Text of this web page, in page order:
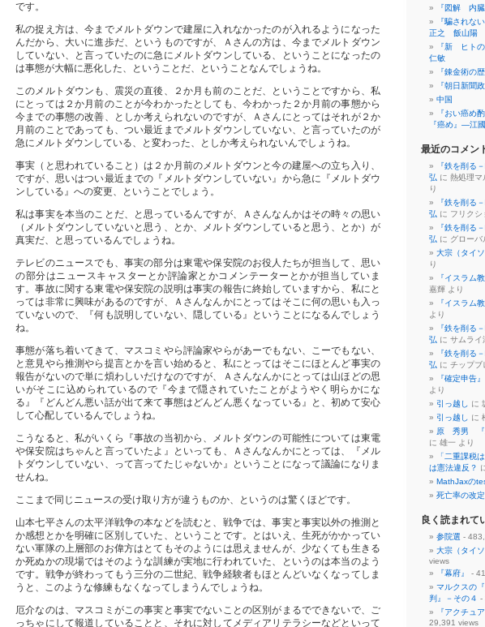
です。
私の捉え方は、今までメルトダウンで建屋に入れなかったのが入れるようになった
んだから、大いに進歩だ、というものですが、Ａさんの方は、今までメルトダウン
していない、と言っていたのに急にメルトダウンしている、ということになったの
は事態が大幅に悪化した、ということだ、ということなんでしょうね。
このメルトダウンも、震災の直後、２か月も前のことだ、ということですから、私
にとっては２か月前のことが今わかったとしても、今わかった２か月前の事態から
今までの事態の改善、としか考えられないのですが、Ａさんにとってはそれが２か
月前のことであっても、つい最近までメルトダウンしていない、と言っていたのが
急にメルトダウンしている、と変わった、としか考えられないんでしょうね。
事実（と思われていること）は２か月前のメルトダウンと今の建屋への立ち入り、
ですが、思いはつい最近までの『メルトダウンしていない』から急に『メルトダウ
ンしている』への変更、ということでしょう。
私は事実を本当のことだ、と思っているんですが、Ａさんなんかはその時々の思い
（メルトダウンしていないと思う、とか、メルトダウンしていると思う、とか）が
真実だ、と思っているんでしょうね。
テレビのニュースでも、事実の部分は東電や保安院のお役人たちが担当して、思い
の部分はニュースキャスターとか評論家とかコメンテーターとかが担当していま
す。事故に関する東電や保安院の説明は事実の報告に終始していますから、私にと
っては非常に興味があるのですが、Ａさんなんかにとってはそこに何の思いも入っ
ていないので、『何も説明していない、隠している』ということになるんでしょう
ね。
事態が落ち着いてきて、マスコミやら評論家やらがあーでもない、こーでもない、
と意見やら推測やら提言とかを言い始めると、私にとってはそこにほとんど事実の
報告がないので単に煩わしいだけなのですが、Ａさんなんかにとっては山ほどの思
いがそこに込められているので『今まで隠されていたことがようやく明らかにな
る』『どんどん悪い話が出て来て事態はどんどん悪くなっている』と、初めて安心
して心配しているんでしょうね。
こうなると、私がいくら『事故の当初から、メルトダウンの可能性については東電
や保安院はちゃんと言っていたよ』といっても、Ａさんなんかにとっては、『メル
トダウンしていない、って言ってたじゃないか』ということになって議論になりま
せんね。
ここまで同じニュースの受け取り方が違うものか、というのは驚くほどです。
山本七平さんの太平洋戦争の本などを読むと、戦争では、事実と事実以外の推測と
か感想とかを明確に区別していた、ということです。とはいえ、生死がかかってい
ない軍隊の上層部のお偉方はとてもそのようには思えませんが、少なくても生きる
か死ぬかの現場ではそのような訓練が実地に行われていた、というのは本当のよう
です。戦争が終わってもう三分の二世紀、戦争経験者もほとんどいなくなってしま
うと、このような修練もなくなってしまうんでしょうね。
厄介なのは、マスコミがこの事実と事実でないことの区別がまるでできないで、ご
っちゃにして報道していることと、それに対してメディアリテラシーなどといって
『図解 内
『騙されな
正之 飯山陽
『新 ヒト
仁敏
『錬金術の
『朝日新聞
中国
『おい癌め
『癌め』―江
最近のコメン
『鉄を削る
弘 に 熱処理マ
り
『鉄を削る
弘 に フリクシ
『鉄を削る
弘 に グローバ
大宗（タイ
り
『イスラム
嘉輝 より
『イスラム
より
『鉄を削る
弘 に サムライ
『鉄を削る
弘 に チップブ
『確定申告
より
引っ越し に
引っ越し に
原 秀男 『
に 雄一 より
「二重課税
は憲法違反？
MathJaxの
死亡率の改定
良く読まれて
参院選 -
大宗（タイ
views
『幕府』
-
マルクスの
判』－その４ -
『アクチュ
29,391 views